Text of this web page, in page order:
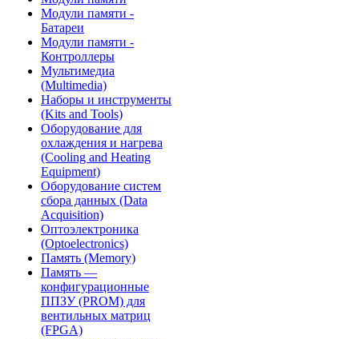
Модули памяти -
Батареи
Модули памяти -
Контроллеры
Мультимедиа
(Multimedia)
Наборы и инструменты
(Kits and Tools)
Оборудование для
охлаждения и нагрева
(Cooling and Heating
Equipment)
Оборудование систем
сбора данных (Data
Acquisition)
Оптоэлектроника
(Optoelectronics)
Память (Memory)
Память —
конфигурационные
ППЗУ (PROM) для
вентильных матриц
(FPGA)